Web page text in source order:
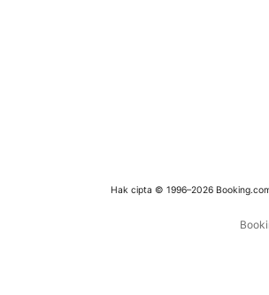
Hak cipta © 1996–2026